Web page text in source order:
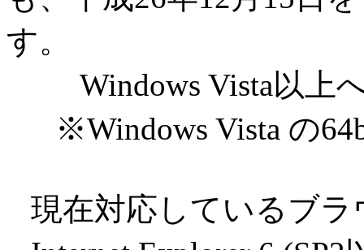
す。
Windows Vista以上へ
※Windows Vista の
現在対応しているブラ